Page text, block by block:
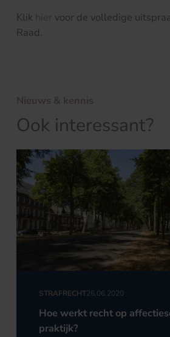
Klik hier voor de volledige
Raad.
Nieuws & kennis
Ook interessant?
STRAFRECHT26.06.2020
Hoe werkt recht op
praktijk?